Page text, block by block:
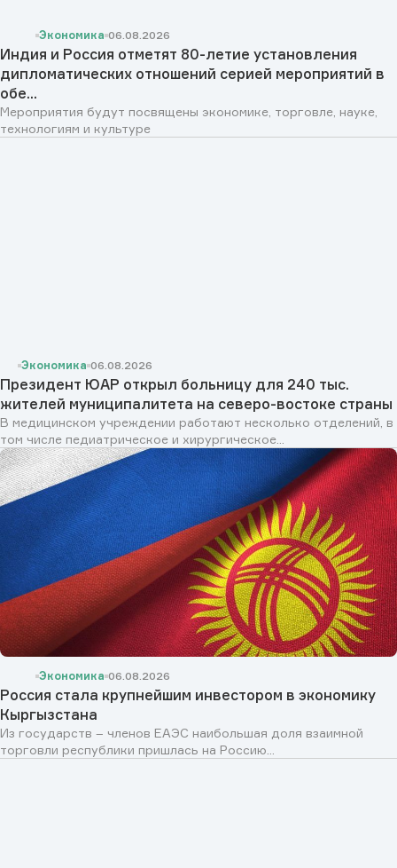
Экономика 06.08.2026
Индия и Россия отметят 80-летие установления
дипломатических отношений серией мероприятий в
обе...
Мероприятия будут посвящены экономике, торговле, науке,
технологиям и культуре
Экономика 06.08.2026
Президент ЮАР открыл больницу для 240 тыс.
жителей муниципалитета на северо-востоке страны
В медицинском учреждении работают несколько отделений, в
том числе педиатрическое и хирургическое...
Экономика 06.08.2026
Россия стала крупнейшим инвестором в экономику
Кыргызстана
Из государств – членов ЕАЭС наибольшая доля взаимной
торговли республики пришлась на Россию...